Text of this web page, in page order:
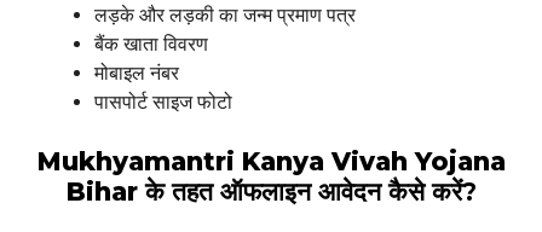
लड़के और लड़की का जन्म प्रमाण पत्र
बैंक खाता विवरण
मोबाइल नंबर
पासपोर्ट साइज फोटो
Mukhyamantri Kanya Vivah Yojana
Biharके तहत ऑफलाइन आवेदन कैसे करें?